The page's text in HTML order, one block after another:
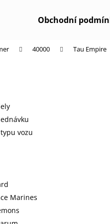
Obchodní
40000 Tau Empire
vozu
Marines